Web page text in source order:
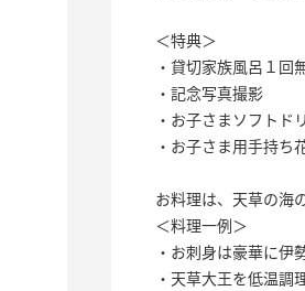
＜特典＞
・貸切家族風呂１回
・記念写真撮影
・お子さまソフトド
・お子さま用手持ち
お料理は、天草の海
＜料理一例＞
・お刺身は豪華に伊
・天草大王を低温調